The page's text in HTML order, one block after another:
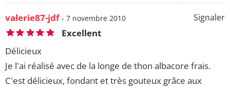
Signaler
valerie87-jdf- 7 novembre 2010
Excellent
Délicieux
Je l'ai réalisé avec de la longe de thon albacore frais.
C'est délicieux, fondant et très gouteux grâce aux